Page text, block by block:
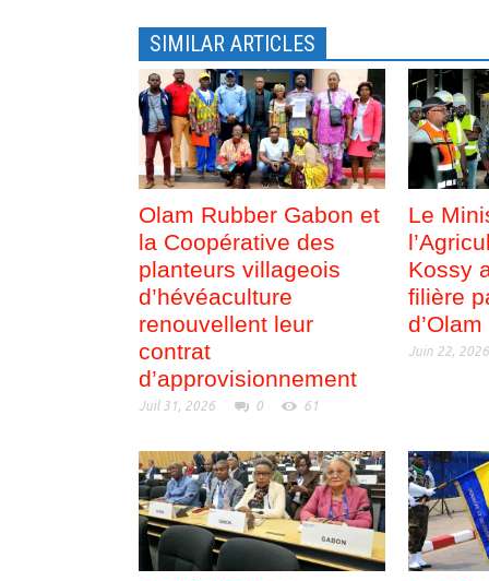
r
e
)
t
r
e
)
SIMILAR ARTICLES
Olam Rubber Gabon et
la Coopérative des
planteurs villageois
d’hévéaculture
renouvellent leur
contrat
d’approvisionnement
Juil 31, 2026 0 61
Le
Kossy
filière
Juin 22, 2026